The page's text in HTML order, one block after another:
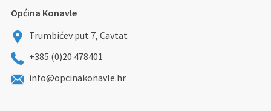
Općina Konavle
Trumbićev put 7, Cavtat
+385 (0)20 478401
info@opcinakonavle.hr